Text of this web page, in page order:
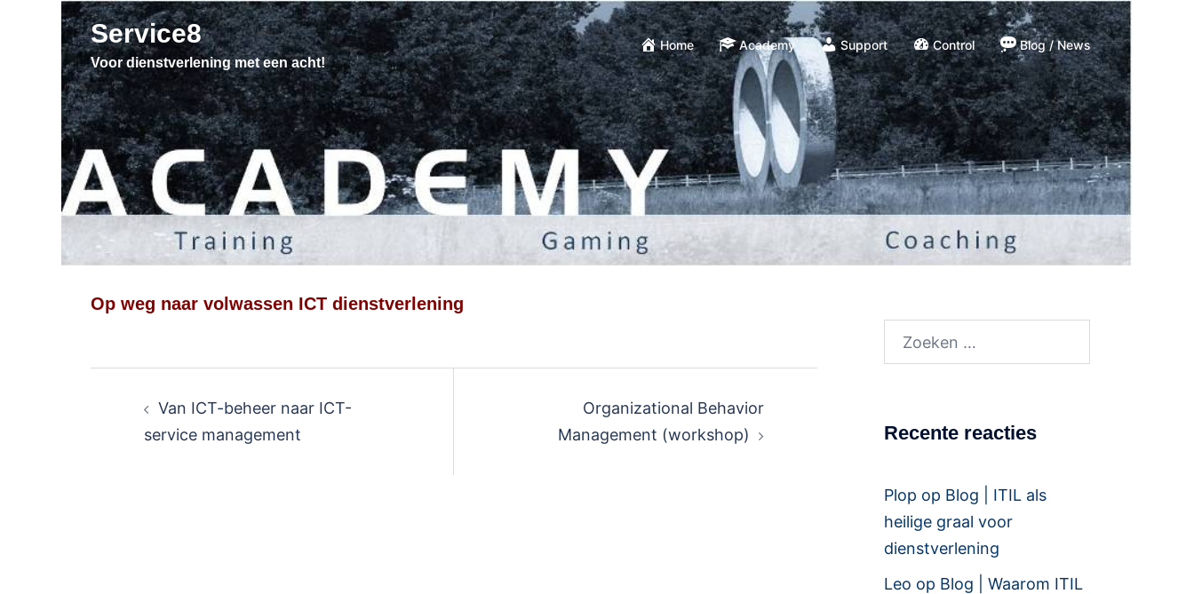
Service8
Voor dienstverlening met een acht!
Home Academy Support Control Blog / News
Op weg naar volwassen ICT dienstverlening
Van ICT-beheer naar ICT-
service management
Organizational Behavior
Management (workshop)
Recente reacties
Plop op Blog | ITIL als
heilige graal voor
dienstverlening
Leo op Blog | Waarom ITIL